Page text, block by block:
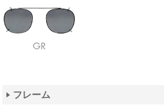
フレーム